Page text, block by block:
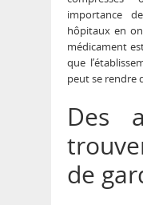
importance
hôpitaux en
médicament
que
peut se rendre
Des
de